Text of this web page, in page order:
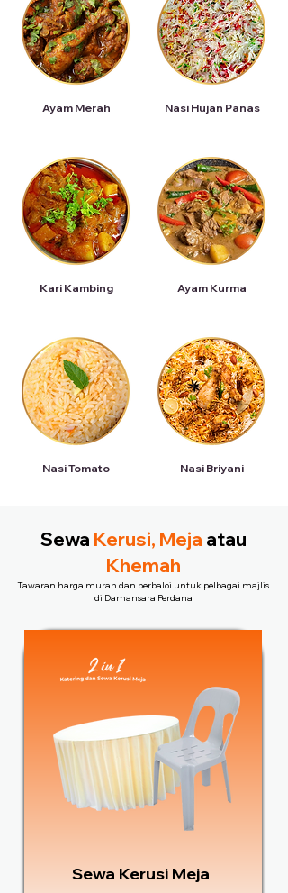
Ayam Merah
Kari Kambing
Nasi Tomato
Nasi Hujan Panas
Ayam Kurma
Nasi Briyani
Sewa Kerusi, Meja atau
Khemah
Tawaran harga murah dan berbaloi untuk pelbagai majlis
di Damansara Perdana
Sewa Kerusi Meja